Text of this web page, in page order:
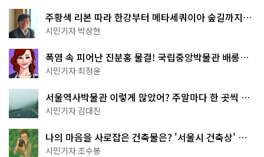
주황색 리본 따라 한강부터 메타세쿼이아 숲길까지…
서울둘레길 15코스
시민기자 박상현
폭염 속 피어난 진분홍 물결! 국립중앙박물관 배롱나
무 명소
시민기자 최정윤
서울역사박물관 이렇게 많았어? 주말마다 한 곳씩 떠
나는 역사 산책
시민기자 김대진
나의 마음을 사로잡은 건축물은? '서울시 건축상' 수
상작 공개!
시민기자 조수봉